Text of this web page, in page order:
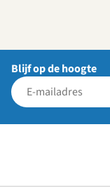
Blijf op de hoogte